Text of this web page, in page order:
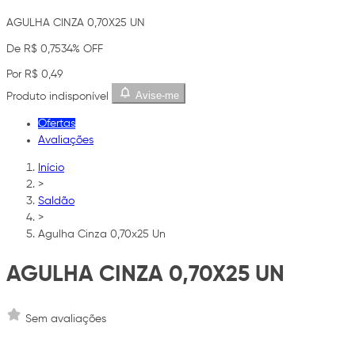
AGULHA CINZA 0,70X25 UN
De R$ 0,7534% OFF
Por R$ 0,49
Produto indisponível
Avise-me
Ofertas
Avaliações
Início
>
Saldão
>
Agulha Cinza 0,70x25 Un
AGULHA CINZA 0,70X25 UN
Sem avaliações